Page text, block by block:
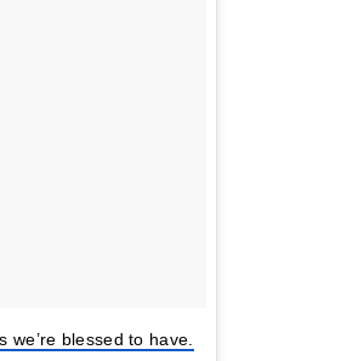
blessed to have.